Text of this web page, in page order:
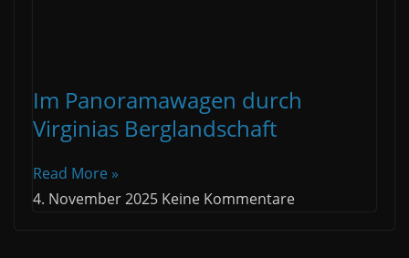
Im Panoramawagen durch
Virginias Berglandschaft
Read More »
4. November 2025 Keine Kommentare